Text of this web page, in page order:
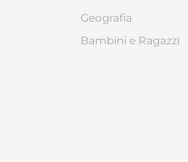
Geografia
Bambini e Ragazzi